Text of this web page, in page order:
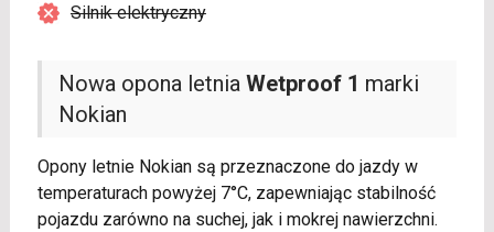
Nowa opona letnia Wetproof 1 marki
Nokian
Opony letnie Nokian są przeznaczone do jazdy w
temperaturach powyżej 7°C, zapewniając stabilność
pojazdu zarówno na suchej, jak i mokrej nawierzchni.
Silnik elektryczny